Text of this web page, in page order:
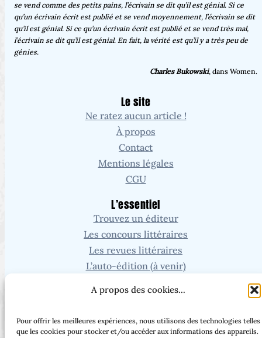
A propos des cookies...
Pour offrir les meilleures expériences, nous utilisons des technologies telles
que les cookies pour stocker et/ou accéder aux informations des appareils.
se vend comme des petits pains, l’écrivain se dit qu’il est génial. Si ce
qu’un écrivain écrit est publié et se vend moyennement, l’écrivain se dit
qu’il est génial. Si ce qu’un écrivain écrit est publié et se vend très mal,
l’écrivain se dit qu’il est génial. En fait, la vérité est qu’il y a très peu de
génies.
Charles Bukowski, dans Women.
Le site
Ne ratez aucun article !
À propos
Contact
Mentions légales
CGU
L’essentiel
Trouvez un éditeur
Les concours littéraires
Les revues littéraires
L’auto-édition (à venir)